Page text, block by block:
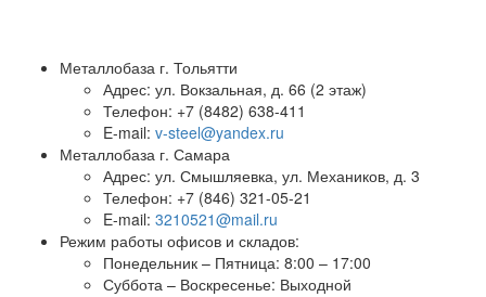
Металлобаза г. Тольятти
Адрес: ул. Вокзальная, д. 66 (2 этаж)
Телефон: +7 (8482) 638-411
E-mail: v-steel@yandex.ru
Металлобаза г. Самара
Адрес: ул. Смышляевка, ул. Механиков, д. 3
Телефон: +7 (846) 321-05-21
E-mail: 3210521@mail.ru
Режим работы офисов и складов:
Понедельник – Пятница: 8:00 – 17:00
Суббота – Воскресенье: Выходной